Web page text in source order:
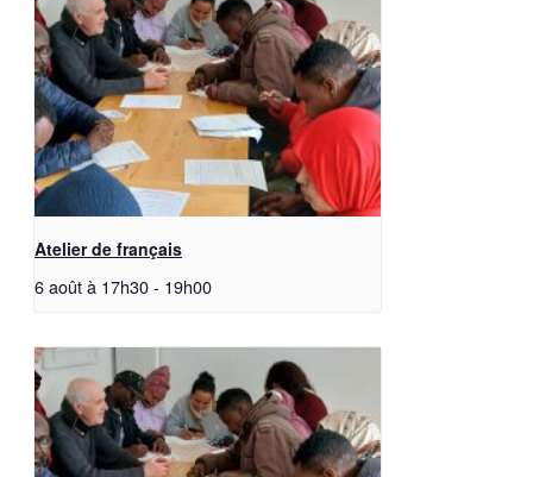
Atelier de français
6 août à 17h30- 19h00